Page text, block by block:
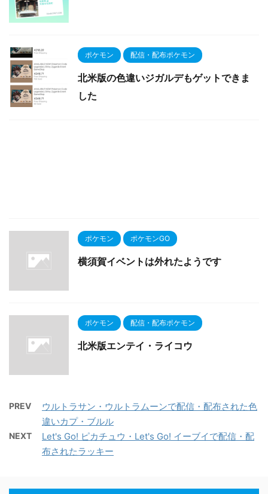
ポケモン 配信・配布ポケモン
北米版の色違いジガルデもゲットできま
した
ポケモン ポケモンGO
横須賀イベントは外れたようです
ポケモン 配信・配布ポケモン
北米版エンテイ・ライコウ
PREV
ウルトラサン・ウルトラムーンで配信・配布された色
違いカプ・ブルル
NEXT
Let's Go! ピカチュウ・Let's Go! イーブイで配信・配
布されたラッキー